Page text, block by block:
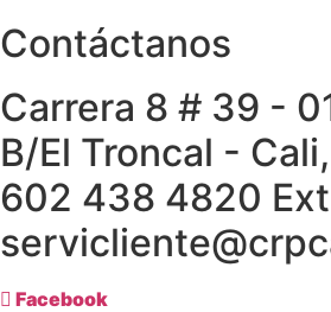
Contáctanos
Carrera 8 # 39 -
B/El Troncal -
602 438 4820
Facebook